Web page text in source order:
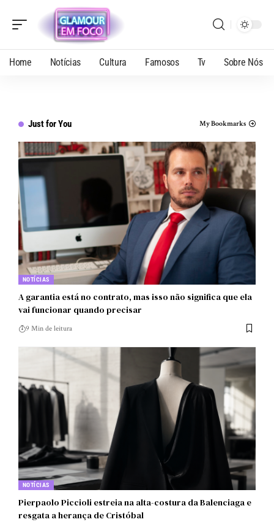
Home Notícias Cultura Famosos Tv Sobre Nós
Just for You My Bookmarks
NOTÍCIAS
A garantia está no contrato, mas isso não significa que ela
vai funcionar quando precisar
9 Min de leitura
NOTÍCIAS
Pierpaolo Piccioli estreia na alta-costura da Balenciaga e
resgata a herança de Cristóbal